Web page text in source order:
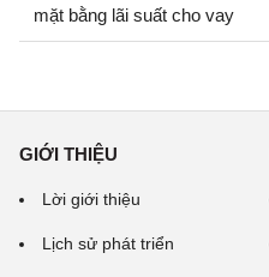
mặt bằng lãi suất cho vay
GIỚI THIỆU
Lời giới thiệu
Lịch sử phát triển